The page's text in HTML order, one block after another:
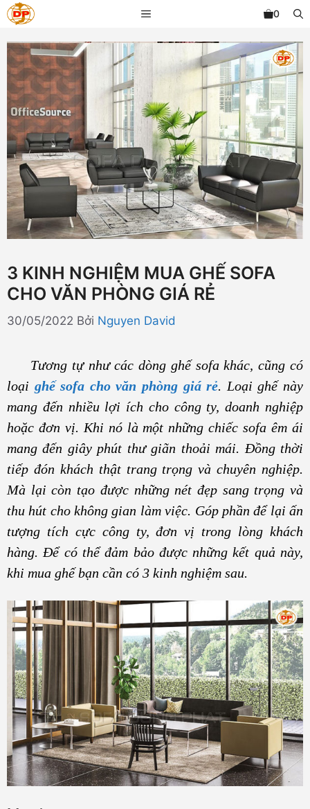
Chuyển
đến
nội
dung
MENU 0
3 KINH NGHIỆM MUA GHẾ SOFA
CHO VĂN PHÒNG GIÁ RẺ
30/05/2022 Bởi Nguyen David
Tương tự như các dòng ghế sofa khác, cũng có
loại ghế sofa cho văn phòng giá rẻ. Loại ghế này
mang đến nhiều lợi ích cho công ty, doanh nghiệp
hoặc đơn vị. Khi nó là một những chiếc sofa êm ái
mang đến giây phút thư giãn thoải mái. Đồng thời
tiếp đón khách thật trang trọng và chuyên nghiệp.
Mà lại còn tạo được những nét đẹp sang trọng và
thu hút cho không gian làm việc. Góp phần để lại ấn
tượng tích cực công ty, đơn vị trong lòng khách
hàng. Để có thể đảm bảo được những kết quả này,
khi mua ghế bạn cần có 3 kinh nghiệm sau.